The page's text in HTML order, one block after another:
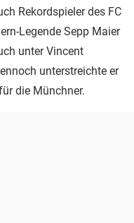
Rekordspieler des FC
Legende Sepp Maier
unter Vincent
unterstreichte er
die Münchner.